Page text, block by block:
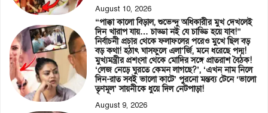
August 10, 2026
“পাক্কা কালো বিড়াল, শুভেন্দু অধিকারীর মুখ দেখলেই
দিন খারাপ যায়… চাড্ডা নই যে চাড্ডি হয়ে যাব!”
নির্বাচনী প্রচার থেকে ফলাফলের পরেও মুখে ছিল বড়
বড় কথা! হঠাৎ ঘাসফুলে এলা’র্জি, মনে ধরেছে পদ্ম!
মুখ্যমন্ত্রীর প্রশংসা থেকে মোদির সঙ্গে প্রাতরাশ বৈঠক!
‘লেজ নেড়ে ঘুরতে কেমন লাগছে?’, ‘এখন নাম নিলে
দিন-রাত সবই ভালো কাটে’ পুরনো মন্তব্য টেনে ‘ভালো
তৃণমূল’ সায়নীকে ধুয়ে দিল নেটপাড়া!
August 9, 2026